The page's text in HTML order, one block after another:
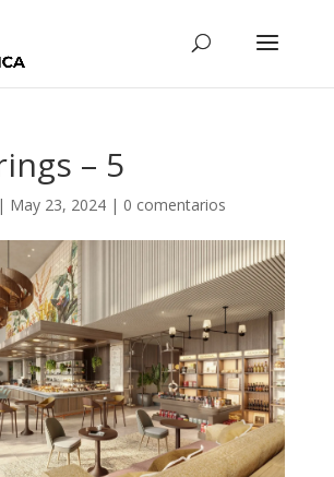
– 5
| May 23, 2024| 0 comentarios